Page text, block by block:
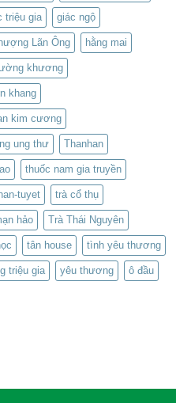
triệu gia giác ngộ
Lãn Ông hằng mai
khương
khang
kim cương
ung thư Thanhan
thuốc nam gia truyền
tuyet trà cổ thụ
hảo Trà Thái Nguyên
tân house tình yêu thương
triệu gia yêu thương ô đầu